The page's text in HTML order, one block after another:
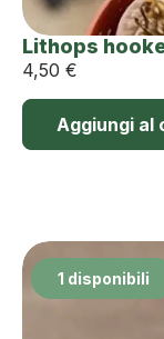
Lithops
4,50 €
Aggiungi al
1 disponibili